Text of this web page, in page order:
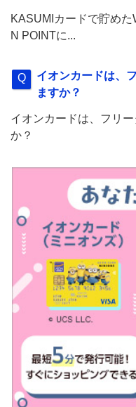
KASUMIカードで貯め
N POINTに...
イオンカードは、
ますか？
イオンカードは、フリ
か？